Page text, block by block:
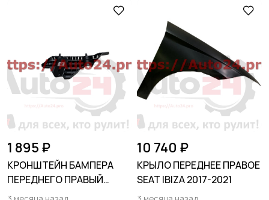
1 895 ₽
КРОНШТЕЙН БАМПЕРА
ПЕРЕДНЕГО ПРАВЫЙ
CHEVROLET TRAX 2017-
10 740 ₽
КРЫЛО ПЕРЕДНЕЕ ПРАВОЕ
SEAT IBIZA 2017-2021